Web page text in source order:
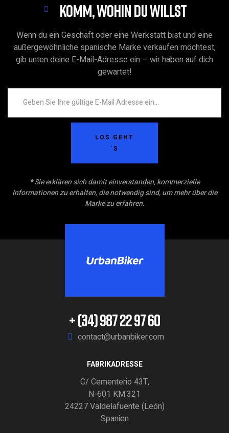
KOMM, WOHIN DU WILLST
Wenn du ein Geschäft oder eine Werkstatt bist und eine
außergewöhnliche spanische Marke verkaufen möchtest,
gib unten deine E-Mail-Adresse ein – wir haben auf dich
gewartet!
LOS GEHT
´S
* Sie erklären sich damit einverstanden, kommerzielle
Informationen zu erhalten, die notwendig sind, um mehr über die
Marke zu erfahren.
+ (34) 987 22 97 60
contact@urbanbiker.com
FABRIKADRESSE
C/ Cementerio 43T,
N-601 KM.321
24227 Valdelafuente (León)
Spanien